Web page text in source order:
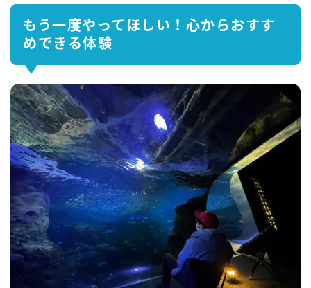
もう一度やってほしい！心からおすす
めできる体験